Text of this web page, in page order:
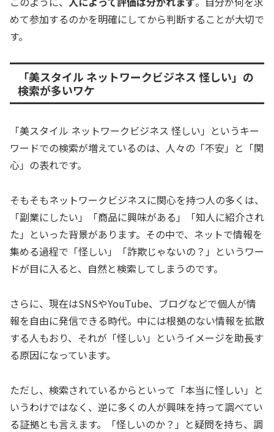
めて参加するのかを明確にしてから判断することが大切で
す。
「美スタイル ネットワークビジネス 怪しい」の
検索が多いワケ
「美スタイル ネットワークビジネス 怪しい」というキー
ワードでの検索が増えているのは、人々の「不安」と「関
心」の表れです。
そもそもネットワークビジネスに関心を持つ人の多くは、
「副業にしたい」「商品に興味がある」「知人に紹介され
た」といった背景があります。その中で、ネットで情報を
集める過程で「怪しい」「詐欺じゃないの？」というワー
ドが目に入ると、自然と検索してしまうのです。
さらに、現在はSNSやYouTube、ブログなどで個人が情
報を自由に発信できる時代。中には根拠のない情報を拡散
する人もおり、それが「怪しい」というイメージを助長す
る原因になっています。
ただし、検索されているからといって「本当に怪しい」と
いうわけではなく、逆に多くの人が興味を持って調べてい
る証拠とも言えます。「怪しいのか？」と疑問を持ち、調